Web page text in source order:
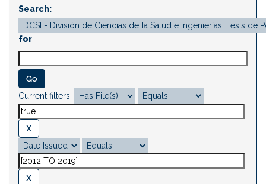
Search:
for
Current filters: